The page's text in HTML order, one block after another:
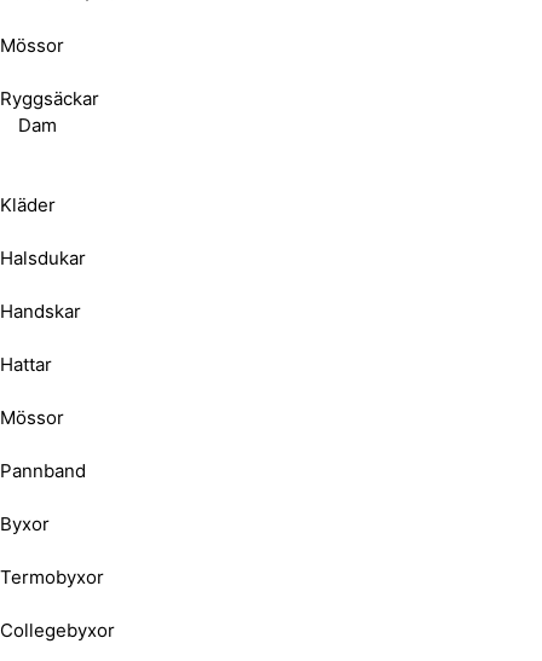
Mössor
Ryggsäckar
Dam
Kläder
Halsdukar
Handskar
Hattar
Mössor
Pannband
Byxor
Termobyxor
Collegebyxor